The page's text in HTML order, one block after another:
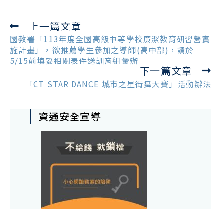
Read
more
articles
上一篇文章
國教署「113年度全國高級中等學校廉潔教育研習營實
施計畫」，欲推薦學生參加之導師(高中部)，請於
5/15前填妥相關表件送訓育組彙辦
下一篇文章
「CT STAR DANCE 城市之星街舞大賽」活動辦法
資通安全宣導